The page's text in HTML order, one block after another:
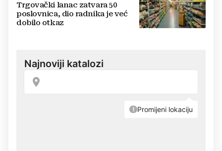
Trgovački lanac zatvara 50
poslovnica, dio radnika je već
dobilo otkaz